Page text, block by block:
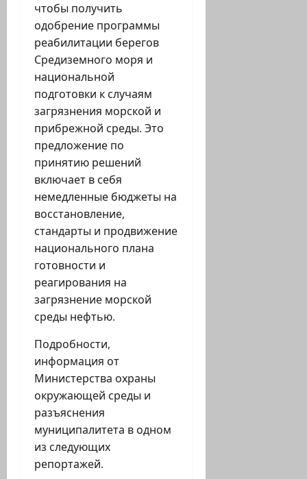
чтобы получить
одобрение программы
реабилитации берегов
Средиземного моря и
национальной
подготовки к случаям
загрязнения морской и
прибрежной среды. Это
предложение по
принятию решений
включает в себя
немедленные бюджеты на
восстановление,
стандарты и продвижение
национального плана
готовности и
реагирования на
загрязнение морской
среды нефтью.
Подробности,
информация от
Министерства охраны
окружающей среды и
разъяснения
муниципалитета в одном
из следующих
репортажей.